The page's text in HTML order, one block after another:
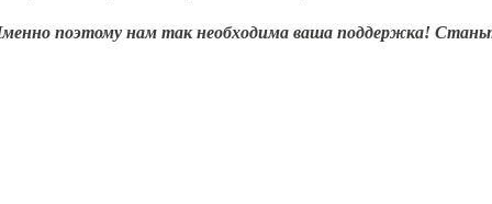
поэтому нам так необходима ваша поддержка!